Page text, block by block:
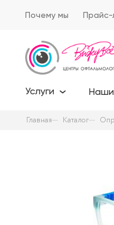
Почему мы Прайс-
Услуги Наши
Главная Каталог